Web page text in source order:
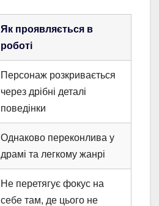
Як проявляється в
роботі
Персонаж розкривається
через дрібні деталі
поведінки
Однаково переконлива у
драмі та легкому жанрі
Не перетягує фокус на
себе там, де цього не